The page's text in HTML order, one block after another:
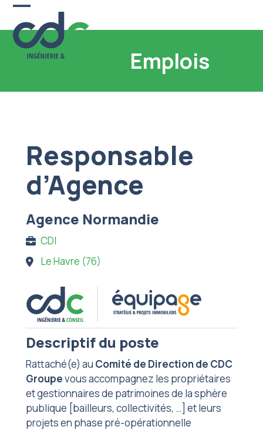
Skip
content
Open
mobile
menu
Close
mobile
menu
Emplois
Responsable
d’Agence
Agence Normandie
CDI
Le Havre (76)
Descriptif du poste
Rattaché(e) au Comité de Direction de CDC
Groupevous accompagnez les propriétaires
et gestionnaires de patrimoines de la sphère
publique [bailleurs, collectivités, …] et leurs
projets en phase pré-opérationnelle